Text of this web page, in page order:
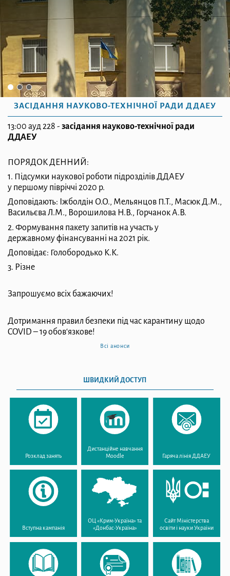
ЗАСІДАННЯ НАУКОВО-ТЕХНІЧНОЇ РАДИ ДДАЕУ
13:00 ауд 228 - засідання науково-технічної ради
ДДАЕУ
ПОРЯДОК ДЕННИЙ:
1. Підсумки наукової роботи підрозділів ДДАЕУ
у першому півріччі 2020 р.
Доповідають: Іжболдін О.О., Мельянцов П.Т., Масюк Д.М.,
Васильєва Л.М., Ворошилова Н.В., Горчанок А.В.
2. Формування пакету запитів на участь у
державномуфінансуванні на 2021 рік.
Доповідає: Голобородько К.К.
3. Різне
Запрошуємо всіх бажаючих!
Дотримання правил безпеки під час карантину щодо
COVID – 19обов‘язкове!
Всі анонси
ШВИДКИЙ ДОСТУП
Розклад занять
Дистанційне навчання
Moodle
Гаряча лінія ДДАЕУ
Вступна кампанія
ОЦ «Крим-Україна» та
«Донбас-Україна»
Сайт Міністерства
освіти і науки України